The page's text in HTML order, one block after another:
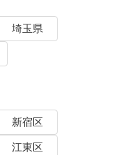
埼玉県
新宿区
江東区